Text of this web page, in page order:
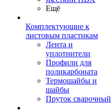
Ещё
Комплектующие к
листовым пластикам
Лента и
уплотнители
Профили для
поликарбоната
Термошайбы и
шайбы
Пруток сварочный